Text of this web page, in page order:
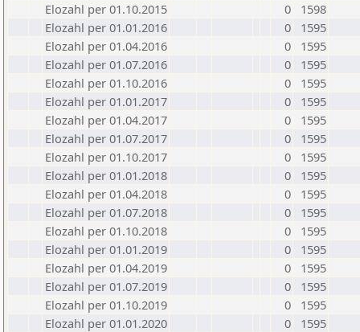
Elozahl per 01.10.2015
0
1598
Elozahl per 01.01.2016
0
1595
Elozahl per 01.04.2016
0
1595
Elozahl per 01.07.2016
0
1595
Elozahl per 01.10.2016
0
1595
Elozahl per 01.01.2017
0
1595
Elozahl per 01.04.2017
0
1595
Elozahl per 01.07.2017
0
1595
Elozahl per 01.10.2017
0
1595
Elozahl per 01.01.2018
0
1595
Elozahl per 01.04.2018
0
1595
Elozahl per 01.07.2018
0
1595
Elozahl per 01.10.2018
0
1595
Elozahl per 01.01.2019
0
1595
Elozahl per 01.04.2019
0
1595
Elozahl per 01.07.2019
0
1595
Elozahl per 01.10.2019
0
1595
Elozahl per 01.01.2020
0
1595